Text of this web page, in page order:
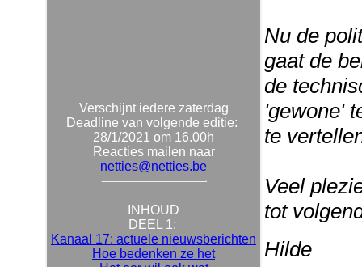
Verschijnt iedere zaterdag
Deadline van volgende editie:
28/1/2021 om 16.00h
Reacties mailen naar
netties@netties.be
INHOUD
DEEL 1:
Kanaal 17: actuele nieuwsberichten
Hoe bedenken ze het
Nu de
gaat de
de
'gewone'
te
Veel
tot
Hilde